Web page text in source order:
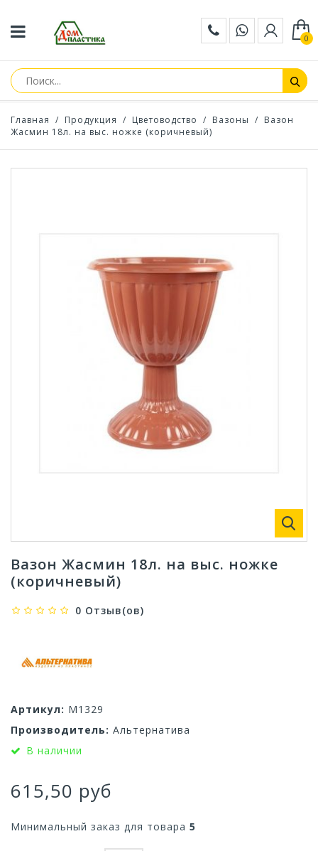
0
Главная / Продукция / Цветоводство / Вазоны / Вазон
Жасмин 18л. на выс. ножке (коричневый)
Вазон Жасмин 18л. на выс. ножке
(коричневый)
0 Отзыв(ов)
Артикул: М1329
Производитель: Альтернатива
В наличии
615,50 руб
Минимальный заказ для товара 5